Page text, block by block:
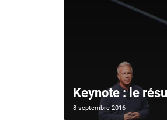
Keynote : le
8 septembre 2016